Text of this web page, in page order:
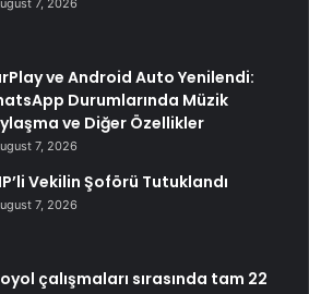
7, 2026
ve Android Auto Yenilendi:
Durumlarında Müzik
ve Diğer Özellikler
7, 2026
Vekilin Şoförü Tutuklandı
7, 2026
çalışmaları sırasında tam 22